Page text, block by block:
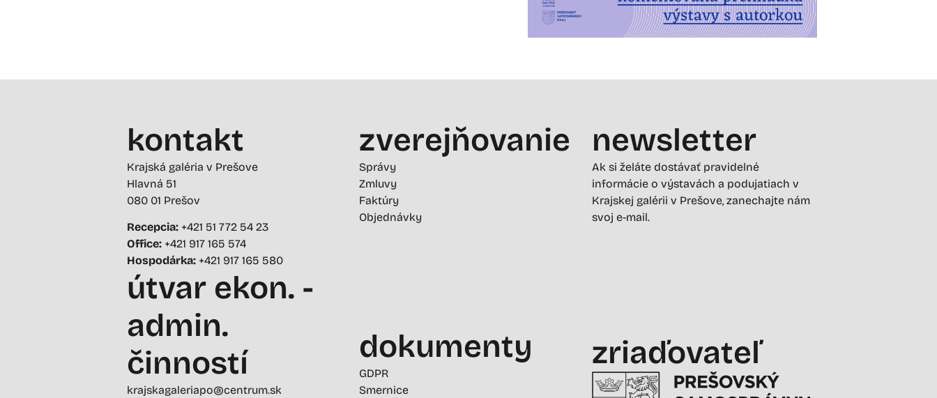
kontakt
Krajská galéria v Prešove
Hlavná 51
080 01 Prešov
Recepcia: +421 51 772 54 23
Office: +421 917 165 574
Hospodárka: +421 917 165 580
útvar ekon. -
admin.
činností
krajskagaleriapo@centrum.sk
zverejňovanie
Správy
Zmluvy
Faktúry
Objednávky
dokumenty
GDPR
Smernice
newsletter
Ak si želáte dostávať pravidelné
informácie o výstavách a podujatiach v
Krajskej galérii v Prešove, zanechajte nám
svoj e-mail.
zriaďovateľ